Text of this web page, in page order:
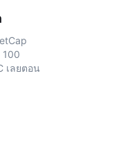
100
เลยตอน